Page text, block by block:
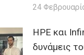
24
HPE και
δυνάμεις